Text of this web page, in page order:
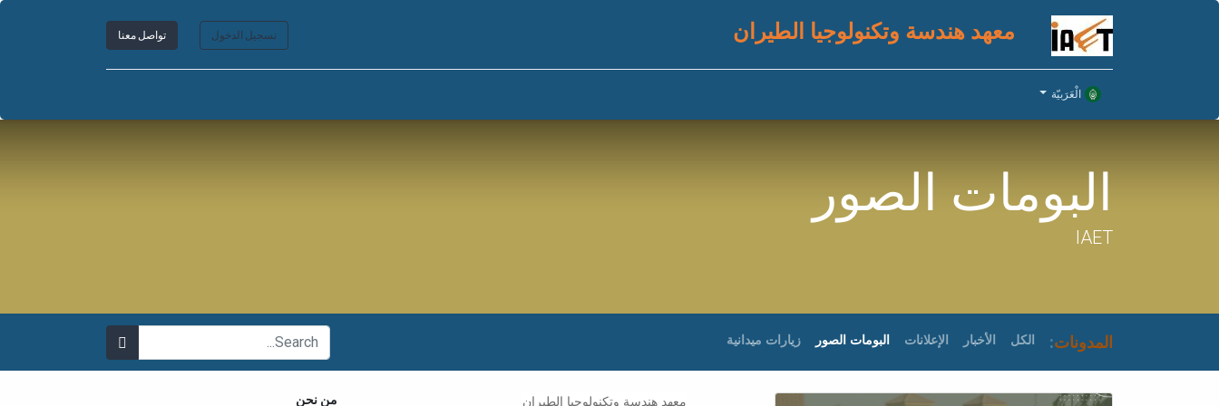
معهد هندسة وتكنولوجيا الطيران تسجيل الدخول تواصل معنا
الْعَرَبيّة
البومات الصور
IAET
المدونات: الكل الأخبار الإعلانات البومات الصور زيارات ميدانية
من نحن معهد هندسة وتكنولوجيا الطيران